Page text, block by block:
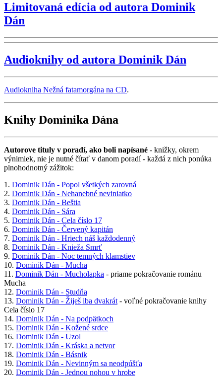
Limitovaná edícia od autora Dominik
Dán
Audioknihy od autora Dominik Dán
Audiokniha Nežná fatamorgána na CD.
Knihy Dominika Dána
Autorove tituly v poradí, ako boli napísané - knižky, okrem
výnimiek, nie je nutné čítať v danom poradí - každá z nich ponúka
plnohodnotný zážitok:
1. Dominik Dán - Popol všetkých zarovná
2. Dominik Dán - Nehanebné neviniatko
3. Dominik Dán - Beštia
4. Dominik Dán - Sára
5. Dominik Dán - Cela číslo 17
6. Dominik Dán - Červený kapitán
7. Dominik Dán - Hriech náš každodenný
8. Dominik Dán - Knieža Smrť
9. Dominik Dán - Noc temných klamstiev
10. Dominik Dán - Mucha
11. Dominik Dán - Mucholapka - priame pokračovanie románu
Mucha
12. Dominik Dán - Studňa
13. Dominik Dán - Žiješ iba dvakrát - voľné pokračovanie knihy
Cela číslo 17
14. Dominik Dán - Na podpätkoch
15. Dominik Dán - Kožené srdce
16. Dominik Dán - Uzol
17. Dominik Dán - Kráska a netvor
18. Dominik Dán - Básnik
19. Dominik Dán - Nevinným sa neodpúšťa
20. Dominik Dán - Jednou nohou v hrobe